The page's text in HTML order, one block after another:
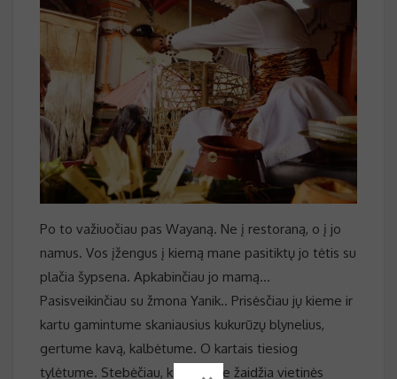
Po to važiuočiau pas Wayaną. Ne į restoraną, o į jo
namus. Vos įžengus į kiemą mane pasitiktų jo tėtis su
plačia šypsena. Apkabinčiau jo mamą…
Pasisveikinčiau su žmona Yanik.. Prisėsčiau jų kieme ir
kartu gamintume skaniausius kukurūzų blynelius,
gertume kavą, kalbėtume. O kartais tiesiog
tylėtume. Stebėčiau, kaip kieme žaidžia vietinės